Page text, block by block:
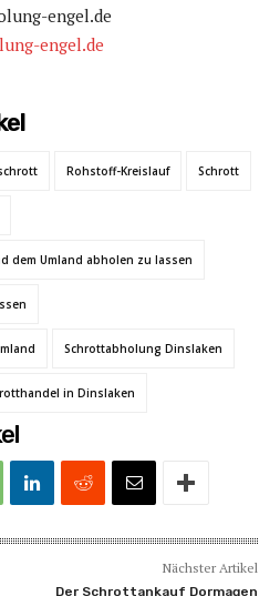
engel.de
engel.de
Rohstoff-Kreislauf Schrott
dem Umland abholen zu lassen
Schrottabholung Dinslaken
in Dinslaken
Nächster Artikel
Der Schrottankauf Dormagen